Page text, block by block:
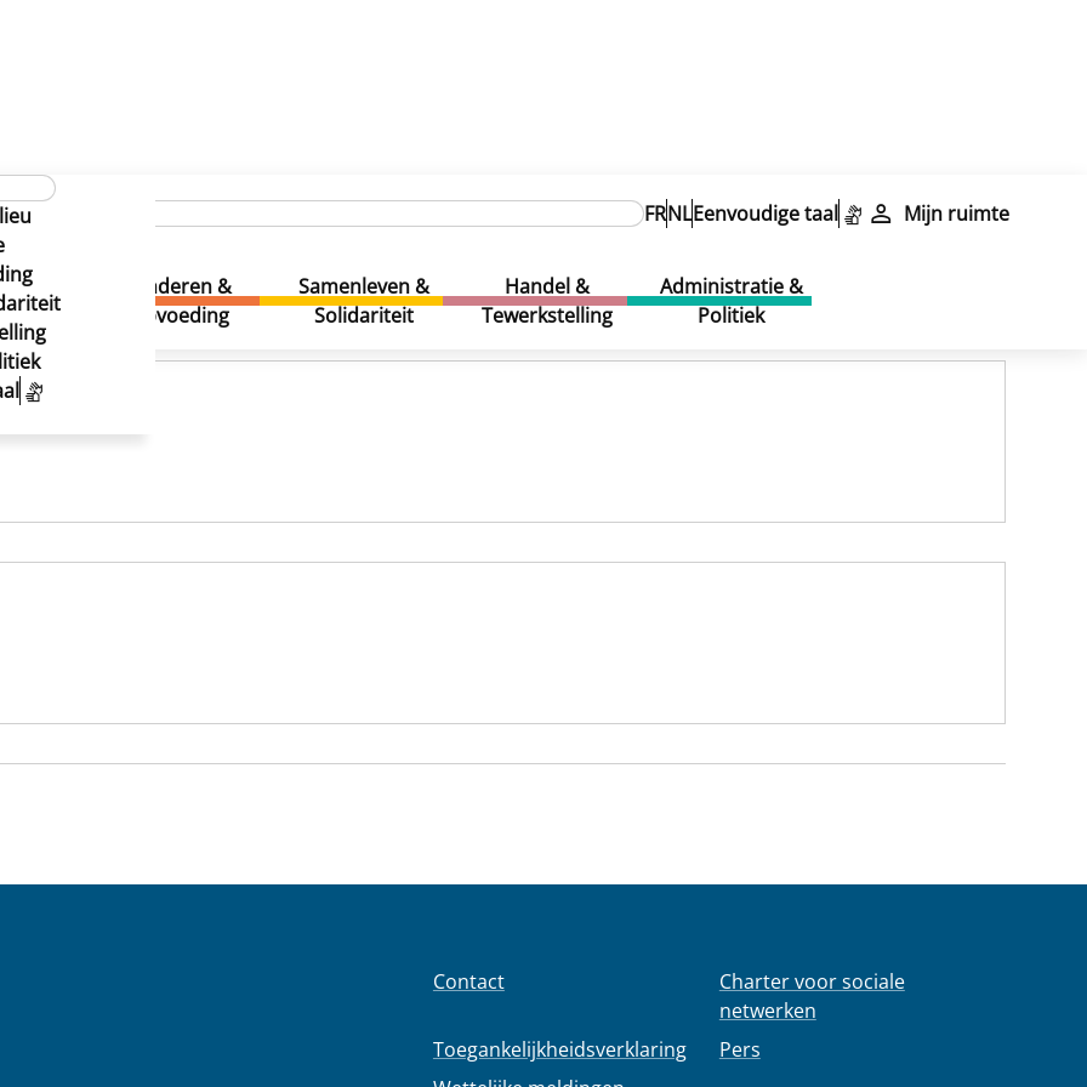
FRNLEenvoudige taal Mijn ruimte
&
Kinderen &
Opvoeding
Samenleven &
Solidariteit
Handel &
Tewerkstelling
Administratie &
Politiek
Verkozenen
Contact
Toegankelijkheidsverklaring
Charter voor sociale
netwerken
Pers